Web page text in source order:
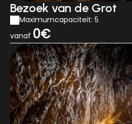
Bezoek van de Grot
Maximumcapaciteit: 5
vanaf 0€